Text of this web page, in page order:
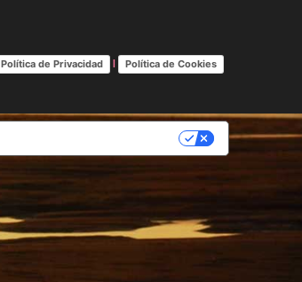
Política de Privacidad | Política de Cookies